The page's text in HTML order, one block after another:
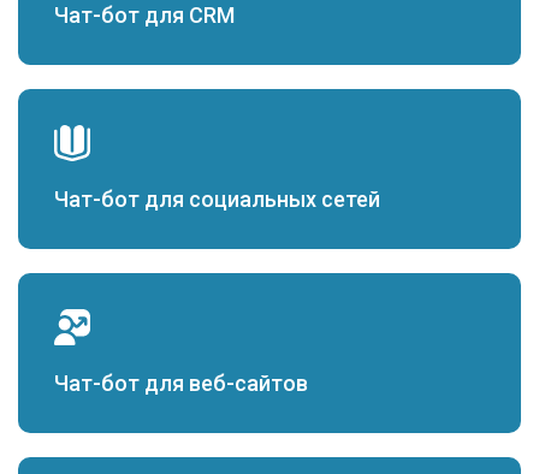
Чат-бот для CRM
Чат-бот для социальных сетей
Чат-бот для веб-сайтов